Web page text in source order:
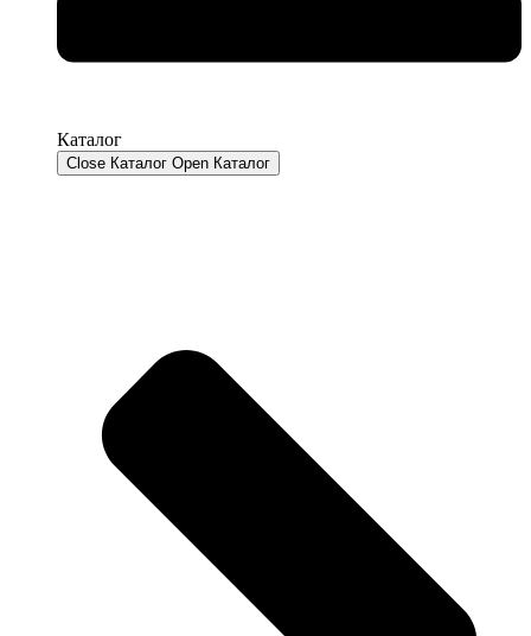
Каталог
Close Каталог Open Каталог